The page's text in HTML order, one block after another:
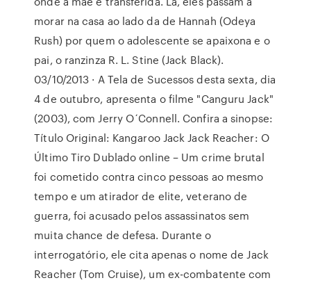
morar na casa ao lado da de Hannah (Odeya
Rush) por quem o adolescente se apaixona e o
pai, o ranzinza R. L. Stine (Jack Black).
03/10/2013 · A Tela de Sucessos desta sexta, dia
4 de outubro, apresenta o filme "Canguru Jack"
(2003), com Jerry O´Connell. Confira a sinopse:
Título Original: Kangaroo Jack Jack Reacher: O
Último Tiro Dublado online – Um crime brutal
foi cometido contra cinco pessoas ao mesmo
tempo e um atirador de elite, veterano de
guerra, foi acusado pelos assassinatos sem
muita chance de defesa. Durante o
interrogatório, ele cita apenas o nome de Jack
Reacher (Tom Cruise), um ex-combatente com